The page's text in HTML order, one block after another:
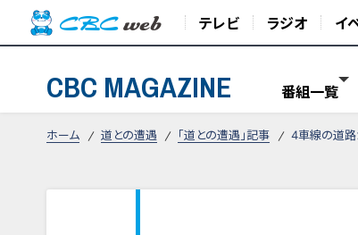
テレビ ラジオ イ
CBC MAGAZINE 番組一覧
ホーム 道との遭遇 「道との遭遇」記事 4車線の道路